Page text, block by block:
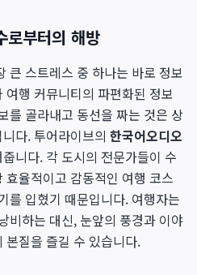
로부터의 해방
큰 스트레스 중 하나는 바로 정보
행 커뮤니티의 파편화된 정보
를 골라내고 동선을 짜는 것은 상
다. 투어라이브의 한국어오디오
니다. 각 도시의 전문가들이 수
율적이고 감동적인 여행 코스
를 입혔기 때문입니다. 여행자는
비하는 대신, 눈앞의 풍경과 이야
본질을 즐길 수 있습니다.